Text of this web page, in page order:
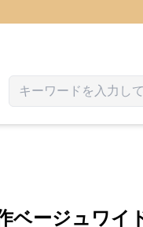
ベージュワイ